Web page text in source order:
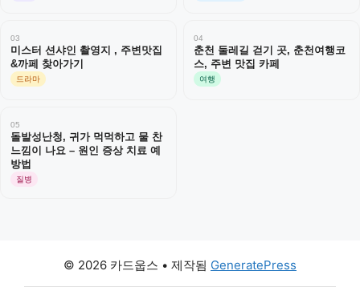
03
미스터 션샤인 촬영지 , 주변맛집
&까페 찾아가기
드라마
04
춘천 둘레길 걷기 곳, 춘천여행코
스, 주변 맛집 카페
여행
05
돌발성난청, 귀가 먹먹하고 물 찬
느낌이 나요 – 원인 증상 치료 예
방법
질병
© 2026 카드웁스 • 제작됨 GeneratePress